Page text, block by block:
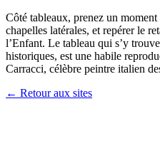
Côté tableaux, prenez un
chapelles latérales, et repérer le
l’Enfant. Le tableau qui s’y
historiques, est une habile
Carracci, célèbre peintre italien
← Retour aux sites